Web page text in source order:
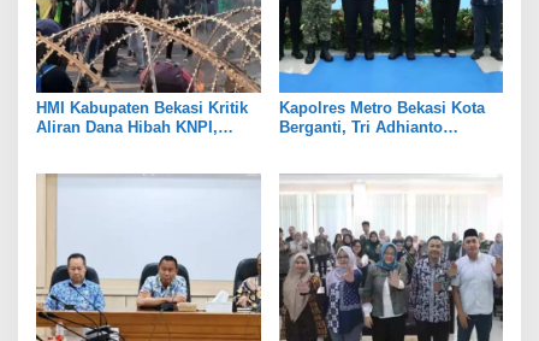
HMI Kabupaten Bekasi Kritik
Aliran Dana Hibah KNPI,
Kapolres Metro Bekasi Kota
Berganti, Tri Adhianto